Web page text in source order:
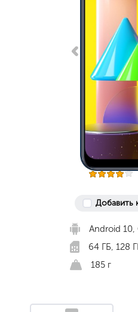
Добавить
Android 10,
64 ГБ, 128
185 г